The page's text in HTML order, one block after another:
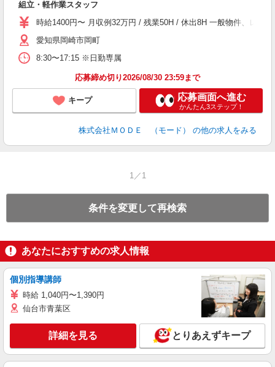
組立・軽作業スタッフ
時給1400円〜 月収例32万円 / 残業50H / 休出8H 一般物件、レ
愛知県岡崎市岡町
8:30〜17:15 ※日勤専属
応募締め切り2026/08/30 23:59まで
キープ 応募画面へ進む
かんたん3ステップ！
株式会社ＭＯＤＥ （モード） の他の求人をみる
1／1
条件を変更して再検索
あなたにおすすめの求人情報
個別指導講師
時給 1,040円〜1,390円
仙台市青葉区
詳細を見る とりあえずキープ